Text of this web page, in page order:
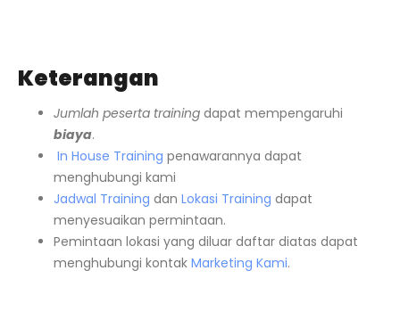
Keterangan
Jumlah peserta training dapat mempengaruhi
biaya.
In House Training penawarannya dapat
menghubungi kami
Jadwal Training dan Lokasi Training dapat
menyesuaikan permintaan.
Pemintaan lokasi yang diluar daftar diatas dapat
menghubungi kontak Marketing Kami.